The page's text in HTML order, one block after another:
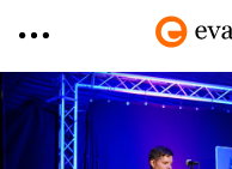
Direkt
zum
Inhalt